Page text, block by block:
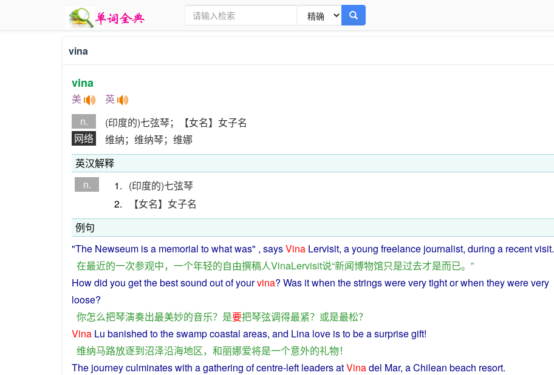
vina
vina
美 英
n.
(印度的)七弦琴；【女名】女子名
网络
维纳；维纳琴；维娜
英汉解释
n.
1. (印度的)七弦琴
2.
【女名】女子名
例句
"The Newseum isa memorial to whatwas" , saysVina Lervisit, ayoung freelance journalist, during a recentvisit.
在最近的一次参观中， 一个年轻的自由撰稿人VinaLervisit说“新闻博物馆只是过去才是而已。”
Howdid you getthebestsound outofyourvina? Was it when thestringswereverytightorwhen they were very
loose?
你怎么把琴演奏出最美妙的音乐？ 是要把琴弦调得最紧？ 或是最松？
Vina Lu banished totheswampcoastal areas, and Lina love istobeasurprisegift!
维纳马路放逐到沼泽沿海地区， 和丽娜爱将是一个意外的礼物！
The journeyculminateswith agathering ofcentre-left leadersatVinadel Mar, a Chilean beach resort.